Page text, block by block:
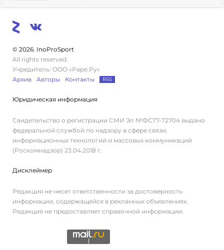
© 2026. InoProSport
All rights reserved.
Учредитель: ООО «Раре.Ру»
Архив
Авторы Контакты RSS
Юридическая информация
Свидетельство о регистрации СМИ Эл №ФС77-72704 выдано
федеральной службой по надзору в сфере связи,
информационных технологий и массовых коммуникаций
(Роскомнадзор) 23.04.2018 г.
Дисклеймер
Редакция не несет ответственности за достоверность
информации, содержащейся в рекламных объявлениях.
Редакция не предоставляет справочной информации.